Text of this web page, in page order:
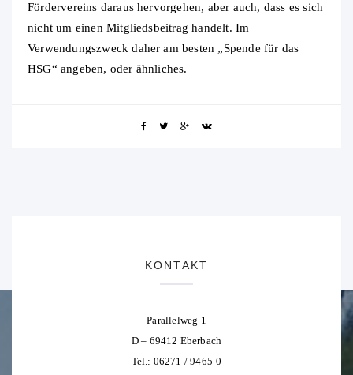
Fördervereins daraus hervorgehen, aber auch, dass es sich
nicht um einen Mitgliedsbeitrag handelt. Im
Verwendungszweck daher am besten „Spende für das
HSG“ angeben, oder ähnliches.
KONTAKT
Parallelweg 1
D – 69412 Eberbach
Tel.: 06271 / 9465-0